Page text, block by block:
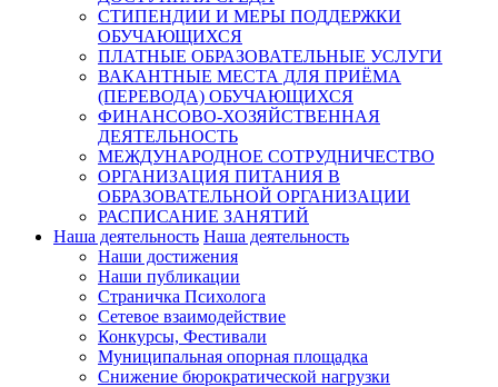
СТИПЕНДИИ И МЕРЫ ПОДДЕРЖКИ
ОБУЧАЮЩИХСЯ
ПЛАТНЫЕ ОБРАЗОВАТЕЛЬНЫЕ УСЛУГИ
ВАКАНТНЫЕ МЕСТА ДЛЯ ПРИЁМА
(ПЕРЕВОДА) ОБУЧАЮЩИХСЯ
ФИНАНСОВО-ХОЗЯЙСТВЕННАЯ
ДЕЯТЕЛЬНОСТЬ
МЕЖДУНАРОДНОЕ СОТРУДНИЧЕСТВО
ОРГАНИЗАЦИЯ ПИТАНИЯ В
ОБРАЗОВАТЕЛЬНОЙ ОРГАНИЗАЦИИ
РАСПИСАНИЕ ЗАНЯТИЙ
Наша деятельность Наша деятельность
Наши достижения
Наши публикации
Страничка Психолога
Сетевое взаимодействие
Конкурсы, Фестивали
Муниципальная опорная площадка
Снижение бюрократической нагрузки